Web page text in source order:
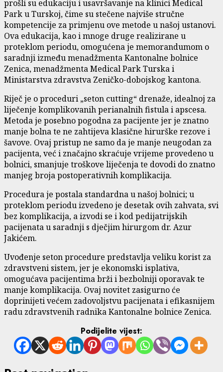
prošli su edukaciju i usavršavanje na klinici Medical
Park u Turskoj, čime su stečene najviše stručne
kompetencije za primjenu ove metode u našoj ustanovi.
Ova edukacija, kao i mnoge druge realizirane u
proteklom periodu, omogućena je memorandumom o
saradnji između menadžmenta Kantonalne bolnice
Zenica, menadžmenta Medical Park Turska i
Ministarstva zdravstva Zeničko-dobojskog kantona.
Riječ je o proceduri „seton cutting“ drenaže, idealnoj za
liječenje komplikovanih perianalnih fistula i apscesa.
Metoda je posebno pogodna za pacijente jer je znatno
manje bolna te ne zahtijeva klasične hirurške rezove i
šavove. Ovaj pristup ne samo da je manje neugodan za
pacijenta, već i značajno skraćuje vrijeme provedeno u
bolnici, smanjuje troškove liječenja te dovodi do znatno
manjeg broja postoperativnih komplikacija.
Procedura je postala standardna u našoj bolnici; u
proteklom periodu izvedeno je desetak ovih zahvata, svi
bez komplikacija, a izvodi se i kod pedijatrijskih
pacijenata u saradnji s dječjim hirurgom dr. Azur
Jakićem.
Uvođenje seton procedure predstavlja veliku korist za
zdravstveni sistem, jer je ekonomski isplativa,
omogućava pacijentima brži i bezbolniji oporavak te
manje komplikacija. Ovaj novitet zasigurno će
doprinijeti većem zadovoljstvu pacijenata i efikasnijem
radu zdravstvenih radnika Kantonalne bolnice Zenica.
Podijelite vijest: